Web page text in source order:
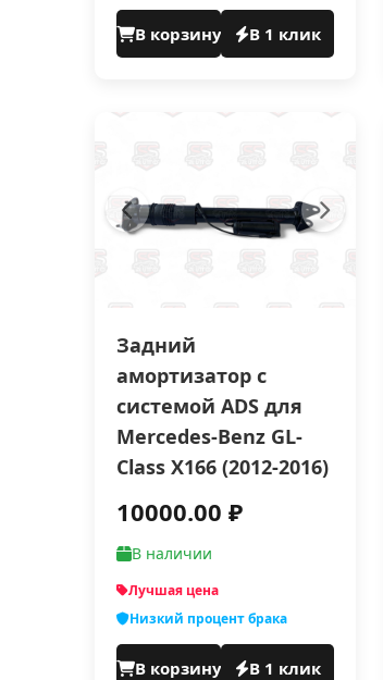
В корзину В 1 клик
Задний
амортизатор с
системой ADS для
Mercedes-Benz GL-
Class X166 (2012-2016)
10000.00 ₽
В наличии
Лучшая цена
Низкий процент брака
В корзину В 1 клик